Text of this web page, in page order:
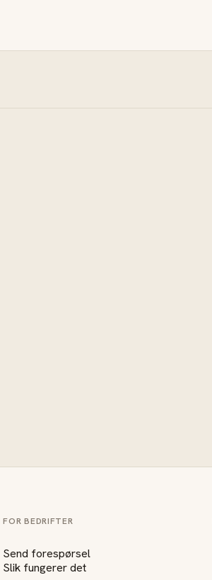
FOR BEDRIFTER
Send forespørsel
Slik fungerer det